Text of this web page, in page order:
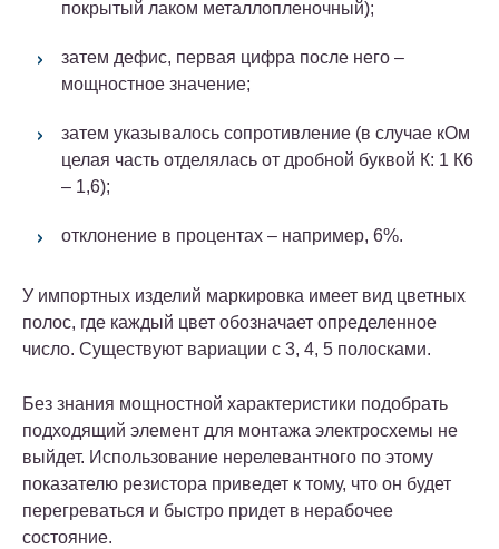
покрытый лаком металлопленочный);
затем дефис, первая цифра после него –
мощностное значение;
затем указывалось сопротивление (в случае кОм
целая часть отделялась от дробной буквой К: 1 К6
– 1,6);
отклонение в процентах – например, 6%.
У импортных изделий маркировка имеет вид цветных
полос, где каждый цвет обозначает определенное
число. Существуют вариации с 3, 4, 5 полосками.
Без знания мощностной характеристики подобрать
подходящий элемент для монтажа электросхемы не
выйдет. Использование нерелевантного по этому
показателю резистора приведет к тому, что он будет
перегреваться и быстро придет в нерабочее
состояние.